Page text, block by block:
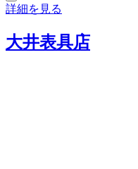
詳細を見る
大井表具店